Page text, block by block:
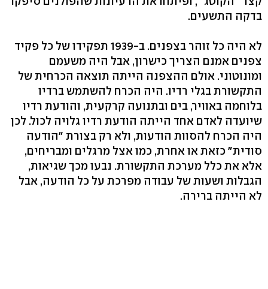
בדקה התשעים.
לא היה כל זוהר בצפנים. ב-1939 תפקידו של כל פקיד
צפנים אמנם הצריך כישרון, אבל היה משעמם
ומונוטוני. אולם ההצפנה הייתה תוצאה הכרחית של
התקשורת בגלי רדיו. היה הכרח להשתמש ברדיו
בלוחמה באוויר, בים ובתנועה קרקעית, והודעת רדיו
שיועדה לאדם אחד הייתה הודעת רדיו גלויה לכול. לכן
היה הכרח להסוות הודעות, ולא רק בצורת "הודעה
סודית" כזאת או אחרת, כמו אצל מרגלים ומבריחים,
אלא את כלל מערכת התקשורת. נבעו מכך שגיאות,
הגבלות ושעות של עבודה מפרכת על כל הודעה, אבל
לא הייתה ברירה.